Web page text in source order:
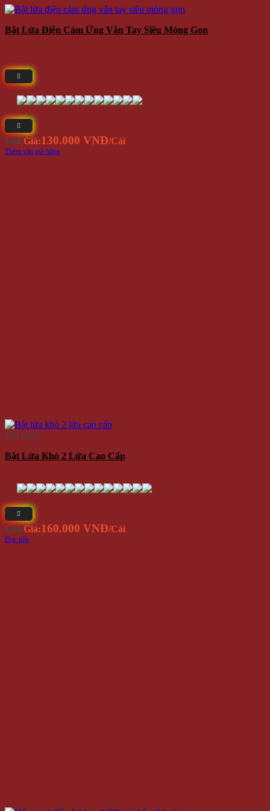
Bật Lửa Điện Cảm Ứng Vân Tay Siêu Mỏng Gọn
Giá Giá:130.000 VNĐ/Cái
Thêm vào giỏ hàng
Hết hàng
Bật Lửa Khò 2 Lửa Cao Cấp
Giá Giá:160.000 VNĐ/Cái
Đọc tiếp